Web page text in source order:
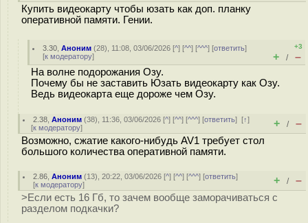
Купить видеокарту чтобы юзать как доп. планку
оперативной памяти. Гении.
3.30 ,Аноним (28), 11:08, 03/06/2026 [^] [^^] [^^^] [ответить]
[к модератору]
+3
+ / –
На волне подорожания Озу.
Почему бы не заставить Юзать видеокарту как Озу.
Ведь видеокарта еще дороже чем Озу.
2.38 ,Аноним (38), 11:36, 03/06/2026 [^] [^^] [^^^] [ответить][↑]
[к модератору] + / –
Возможно, сжатие какого-нибудь AV1 требует стол
большого количества оперативной памяти.
2.86 ,Аноним (13), 20:22, 03/06/2026 [^] [^^] [^^^] [ответить]
[к модератору] + / –
>Если есть 16 Гб, то зачем вообще заморачиваться с
разделом подкачки?